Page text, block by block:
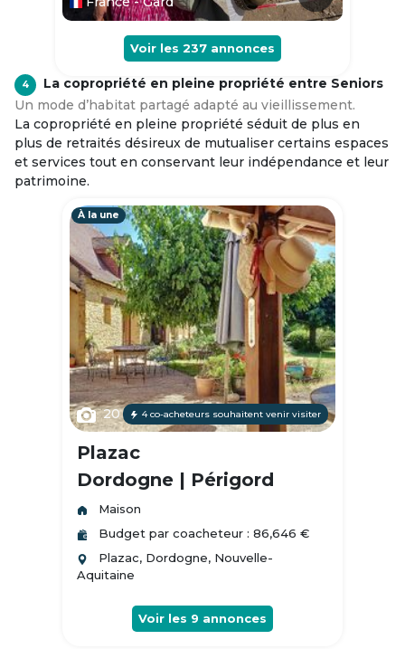
Voir les 237 annonces
4
La copropriété en pleine propriété entre Seniors
Un mode d’habitat partagé adapté au vieillissement.
La copropriété en pleine propriété séduit de plus en
plus de retraités désireux de mutualiser certains espaces
et services tout en conservant leur indépendance et leur
patrimoine.
À la une
20 4 co-acheteurs souhaitent venir visiter
Plazac
Dordogne | Périgord
Maison
Budget par coacheteur : 86,646 €
Plazac, Dordogne, Nouvelle-
Aquitaine
Voir les 9 annonces